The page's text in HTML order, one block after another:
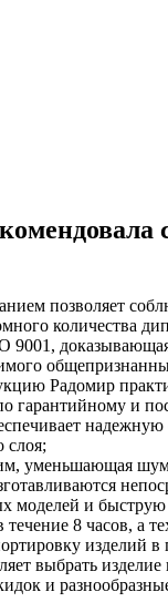
позволяет
количества
9001,
Радомир
гарантийному и
слоя;
уменьшающая
и быструю
течение 8 часов,
изделий в
выбрать изделие
и